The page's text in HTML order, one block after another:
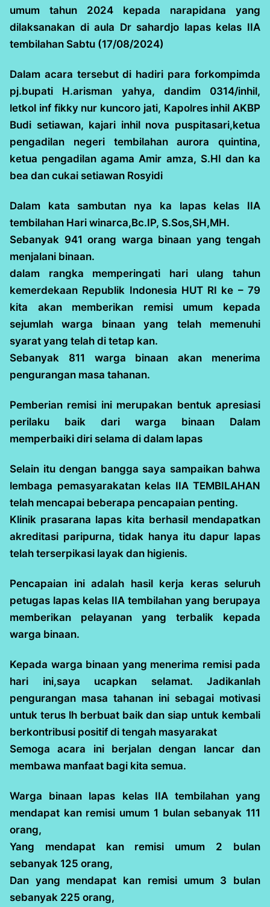
umum tahun 2024 kepada narapidana yang
dilaksanakan di aula Dr sahardjo lapas kelas IIA
tembilahan Sabtu (17/08/2024)
Dalam acara tersebut di hadiri para forkompimda
pj.bupati H.arisman yahya, dandim 0314/inhil,
letkol inf fikky nur kuncoro jati, Kapolres inhil AKBP
Budi setiawan, kajari inhil nova puspitasari,ketua
pengadilan negeri tembilahan aurora quintina,
ketua pengadilan agama Amir amza, S.HI dan ka
bea dan cukai setiawan Rosyidi
Dalam kata sambutan nya ka lapas kelas IIA
tembilahan Hari winarca,Bc.IP, S.Sos,SH,MH.
Sebanyak 941 orang warga binaan yang tengah
menjalani binaan.
dalam rangka memperingati hari ulang tahun
kemerdekaan Republik Indonesia HUT RI ke – 79
kita akan memberikan remisi umum kepada
sejumlah warga binaan yang telah memenuhi
syarat yang telah di tetap kan.
Sebanyak 811 warga binaan akan menerima
pengurangan masa tahanan.
Pemberian remisi ini merupakan bentuk apresiasi
perilaku baik dari warga binaan Dalam
memperbaiki diri selama di dalam lapas
Selain itu dengan bangga saya sampaikan bahwa
lembaga pemasyarakatan kelas IIA TEMBILAHAN
telah mencapai beberapa pencapaian penting.
Klinik prasarana lapas kita berhasil mendapatkan
akreditasi paripurna, tidak hanya itu dapur lapas
telah terserpikasi layak dan higienis.
Pencapaian ini adalah hasil kerja keras seluruh
petugas lapas kelas IIA tembilahan yang berupaya
memberikan pelayanan yang terbalik kepada
warga binaan.
Kepada warga binaan yang menerima remisi pada
hari ini,saya ucapkan selamat. Jadikanlah
pengurangan masa tahanan ini sebagai motivasi
untuk terus lh berbuat baik dan siap untuk kembali
berkontribusi positif di tengah masyarakat
Semoga acara ini berjalan dengan lancar dan
membawa manfaat bagi kita semua.
Warga binaan lapas kelas IIA tembilahan yang
mendapat kan remisi umum 1 bulan sebanyak 111
orang,
Yang mendapat kan remisi umum 2 bulan
sebanyak 125 orang,
Dan yang mendapat kan remisi umum 3 bulan
sebanyak 225 orang,